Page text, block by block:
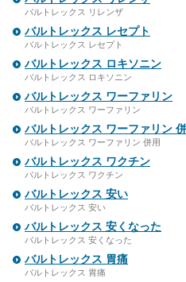
バルトレックス リレンザ
バルトレックス レセプト
バルトレックス レセプト
バルトレックス ロキソニン
バルトレックス ロキソニン
バルトレックス ワーファリン
バルトレックス ワーファリン
バルトレックス ワーファリン
バルトレックス ワーファリン 併用
バルトレックス ワクチン
バルトレックス ワクチン
バルトレックス 安い
バルトレックス 安い
バルトレックス 安くなった
バルトレックス 安くなった
バルトレックス 胃痛
バルトレックス 胃痛